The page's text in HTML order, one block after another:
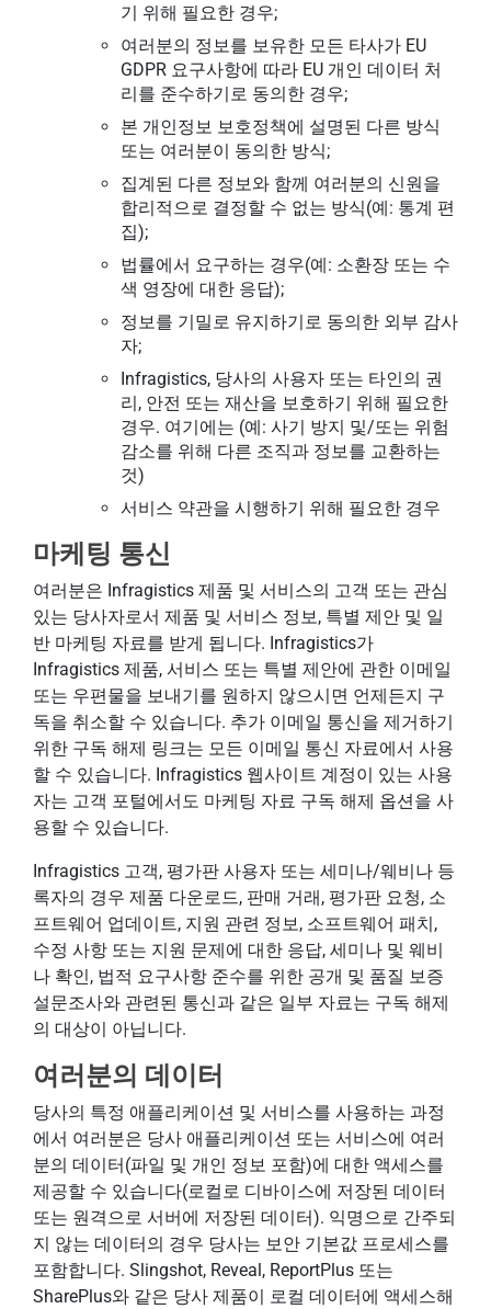
기 위해 필요한 경우;
여러분의 정보를 보유한 모든 타사가 EU
GDPR 요구사항에 따라 EU 개인 데이터 처
리를 준수하기로 동의한 경우;
본 개인정보 보호정책에 설명된 다른 방식
또는 여러분이 동의한 방식;
집계된 다른 정보와 함께 여러분의 신원을
합리적으로 결정할 수 없는 방식(예: 통계 편
집);
법률에서 요구하는 경우(예: 소환장 또는 수
색 영장에 대한 응답);
정보를 기밀로 유지하기로 동의한 외부 감사
자;
Infragistics, 당사의 사용자 또는 타인의 권
리, 안전 또는 재산을 보호하기 위해 필요한
경우. 여기에는 (예: 사기 방지 및/또는 위험
감소를 위해 다른 조직과 정보를 교환하는
것)
서비스 약관을 시행하기 위해 필요한 경우
마케팅 통신
여러분은 Infragistics 제품 및 서비스의 고객 또는 관심
있는 당사자로서 제품 및 서비스 정보, 특별 제안 및 일
반 마케팅 자료를 받게 됩니다. Infragistics가
Infragistics 제품, 서비스 또는 특별 제안에 관한 이메일
또는 우편물을 보내기를 원하지 않으시면 언제든지 구
독을 취소할 수 있습니다. 추가 이메일 통신을 제거하기
위한 구독 해제 링크는 모든 이메일 통신 자료에서 사용
할 수 있습니다. Infragistics 웹사이트 계정이 있는 사용
자는 고객 포털에서도 마케팅 자료 구독 해제 옵션을 사
용할 수 있습니다.
Infragistics 고객, 평가판 사용자 또는 세미나/웨비나 등
록자의 경우 제품 다운로드, 판매 거래, 평가판 요청, 소
프트웨어 업데이트, 지원 관련 정보, 소프트웨어 패치,
수정 사항 또는 지원 문제에 대한 응답, 세미나 및 웨비
나 확인, 법적 요구사항 준수를 위한 공개 및 품질 보증
설문조사와 관련된 통신과 같은 일부 자료는 구독 해제
의 대상이 아닙니다.
여러분의 데이터
당사의 특정 애플리케이션 및 서비스를 사용하는 과정
에서 여러분은 당사 애플리케이션 또는 서비스에 여러
분의 데이터(파일 및 개인 정보 포함)에 대한 액세스를
제공할 수 있습니다(로컬로 디바이스에 저장된 데이터
또는 원격으로 서버에 저장된 데이터). 익명으로 간주되
지 않는 데이터의 경우 당사는 보안 기본값 프로세스를
포함합니다. Slingshot, Reveal, ReportPlus 또는
SharePlus와 같은 당사 제품이 로컬 데이터에 액세스해